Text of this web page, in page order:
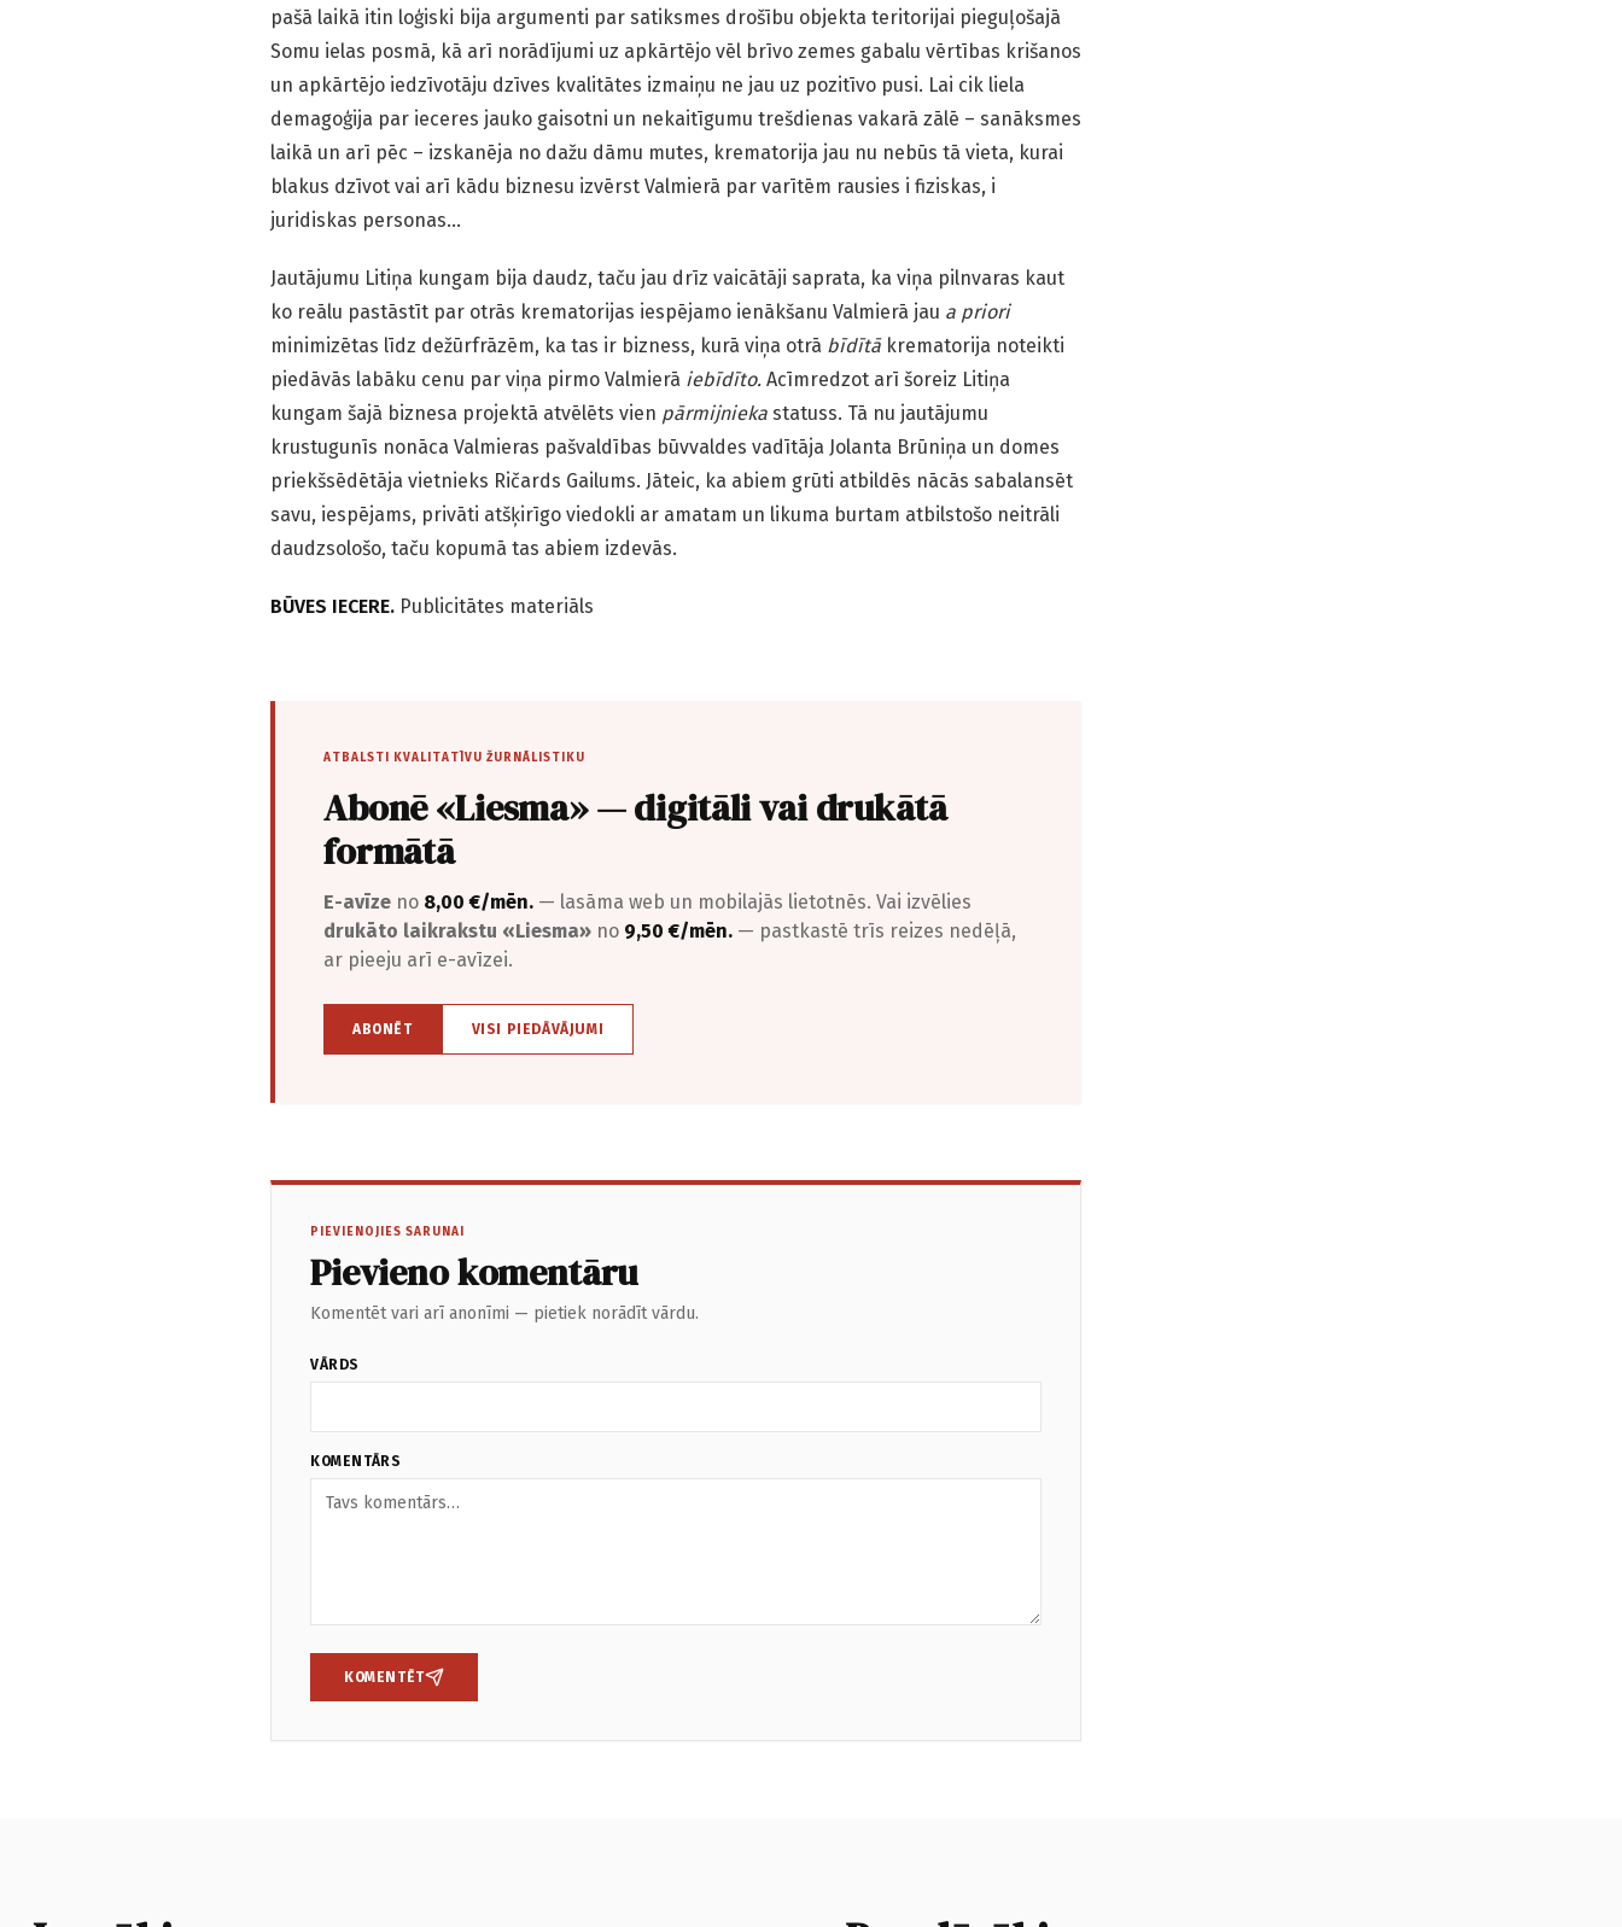
pašā laikā itin loģiski bija argumenti par satiksmes drošību objekta teritorijai pieguļošajā
Somu ielas posmā, kā arī norādījumi uz apkārtējo vēl brīvo zemes gabalu vērtības krišanos
un apkārtējo iedzīvotāju dzīves kvalitātes izmaiņu ne jau uz pozitīvo pusi. Lai cik liela
demagoģija par ieceres jauko gaisotni un nekaitīgumu trešdienas vakarā zālē – sanāksmes
laikā un arī pēc – izskanēja no dažu dāmu mutes, krematorija jau nu nebūs tā vieta, kurai
blakus dzīvot vai arī kādu biznesu izvērst Valmierā par varītēm rausies i fiziskas, i
juridiskas personas…
Jautājumu Litiņa kungam bija daudz, taču jau drīz vaicātāji saprata, ka viņa pilnvaras kaut
ko reālu pastāstīt par otrās krematorijas iespējamo ienākšanu Valmierā jau a priori
minimizētas līdz dežūrfrāzēm, ka tas ir bizness, kurā viņa otrā bīdītākrematorija noteikti
piedāvās labāku cenu par viņa pirmo Valmierā iebīdīto. Acīmredzot arī šoreiz Litiņa
kungam šajā biznesa projektā atvēlēts vien pārmijnieka statuss. Tā nu jautājumu
krustugunīs nonāca Valmieras pašvaldības būvvaldes vadītāja Jolanta Brūniņa un domes
priekšsēdētāja vietnieks Ričards Gailums. Jāteic, ka abiem grūti atbildēs nācās sabalansēt
savu, iespējams, privāti atšķirīgo viedokli ar amatam un likuma burtam atbilstošo neitrāli
daudzsološo, taču kopumā tas abiem izdevās.
BŪVES IECERE. Publicitātes materiāls
ATBALSTI KVALITATĪVU ŽURNĀLISTIKU
Abonē «Liesma» — digitāli vai drukātā
formātā
E-avīze no 8,00 €/mēn. — lasāma web un mobilajās lietotnēs. Vai izvēlies
drukāto laikrakstu «Liesma» no 9,50 €/mēn. — pastkastē trīs reizes nedēļā,
ar pieeju arī e-avīzei.
ABONĒT VISI PIEDĀVĀJUMI
PIEVIENOJIES SARUNAI
Pievieno komentāru
Komentēt vari arī anonīmi — pietiek norādīt vārdu.
VĀRDS
KOMENTĀRS
KOMENTĒT